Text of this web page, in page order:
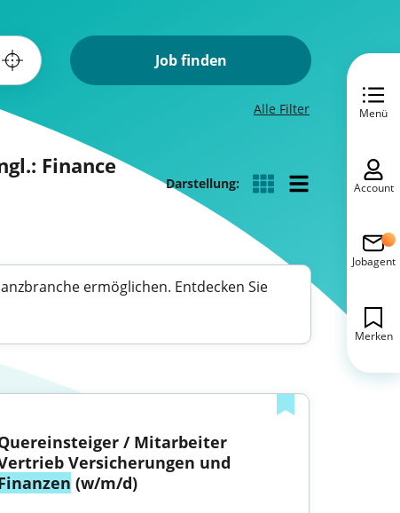
Job finden
Alle Filter
Finance
Darstellung:
ermöglichen. Entdecken Sie
/ Mitarbeiter
(w/m/d)
Menü
Account
Jobagent
Merken